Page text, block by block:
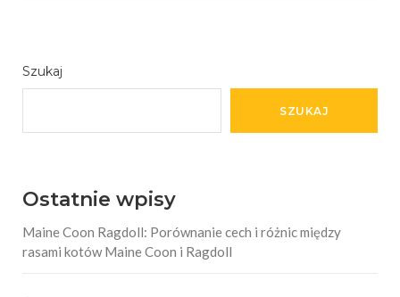
Szukaj
SZUKAJ
Ostatnie wpisy
Maine Coon Ragdoll: Porównanie cech i różnic między
rasami kotów Maine Coon i Ragdoll